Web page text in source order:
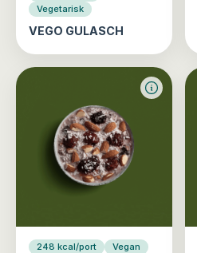
Vegetarisk
VEGO GULASCH
248 kcal/port Vegan